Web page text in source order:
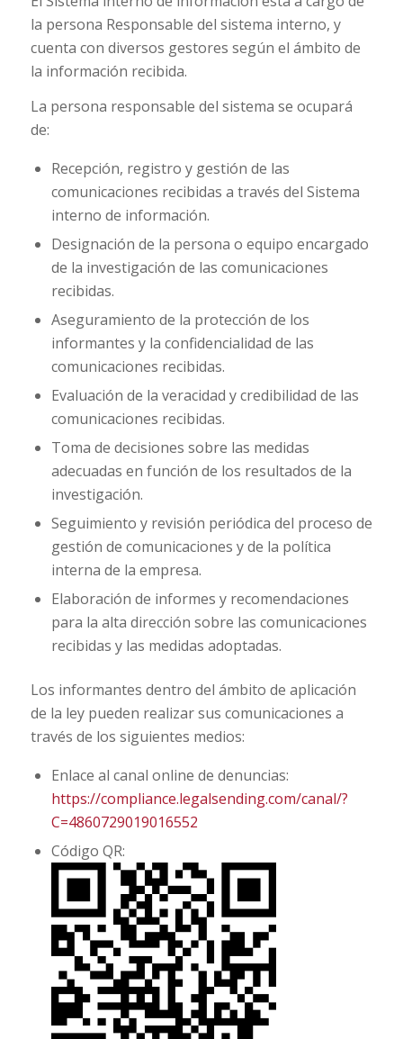
la persona Responsable del sistema interno, y
cuenta con diversos gestores según el ámbito de
la información recibida.
La persona responsable del sistema se ocupará
de:
Recepción, registro y gestión de las
comunicaciones recibidas a través del Sistema
interno de información.
Designación de la persona o equipo encargado
de la investigación de las comunicaciones
recibidas.
Aseguramiento de la protección de los
informantes y la confidencialidad de las
comunicaciones recibidas.
Evaluación de la veracidad y credibilidad de las
comunicaciones recibidas.
Toma de decisiones sobre las medidas
adecuadas en función de los resultados de la
investigación.
Seguimiento y revisión periódica del proceso de
gestión de comunicaciones y de la política
interna de la empresa.
Elaboración de informes y recomendaciones
para la alta dirección sobre las comunicaciones
recibidas y las medidas adoptadas.
Los informantes dentro del ámbito de aplicación
de la ley pueden realizar sus comunicaciones a
través de los siguientes medios:
Enlace al canal online de denuncias:
https://compliance.legalsending.com/canal/?
C=4860729019016552
Código QR: